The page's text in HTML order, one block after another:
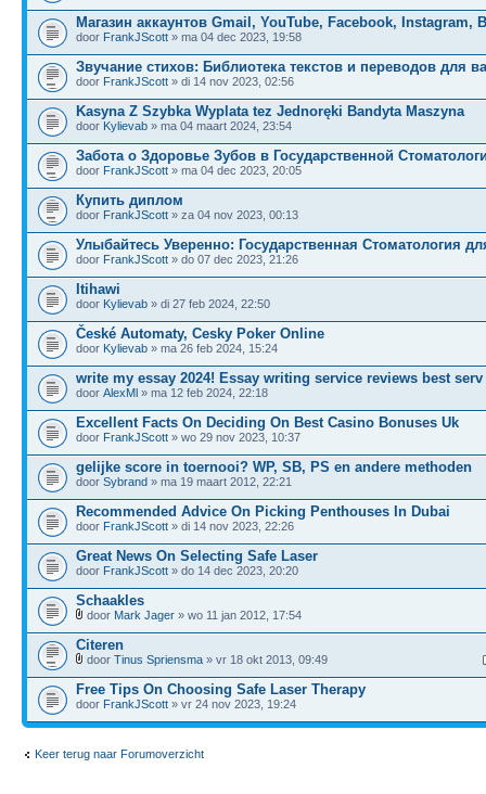
Магазин аккаунтов Gmail, YouTube, Facebook, Instagram,
door FrankJScott » ma 04 dec 2023, 19:58
Звучание стихов: Библиотека текстов и переводов для
door FrankJScott » di 14 nov 2023, 02:56
Kasyna Z Szybka Wyplata tez Jednoręki Bandyta Maszyna
door Kylievab » ma 04 maart 2024, 23:54
Забота о Здоровье Зубов в Государственной
door FrankJScott » ma 04 dec 2023, 20:05
Купить диплом
door FrankJScott » za 04 nov 2023, 00:13
Улыбайтесь Уверенно: Государственная Стоматология
door FrankJScott » do 07 dec 2023, 21:26
Itihawi
door Kylievab » di 27 feb 2024, 22:50
České Automaty, Cesky Poker Online
door Kylievab » ma 26 feb 2024, 15:24
write my essay 2024! Essay writing service reviews best serv
door AlexMl » ma 12 feb 2024, 22:18
Excellent Facts On Deciding On Best Casino Bonuses Uk
door FrankJScott » wo 29 nov 2023, 10:37
gelijke score in toernooi? WP, SB, PS en andere methoden
door Sybrand » ma 19 maart 2012, 22:21
Recommended Advice On Picking Penthouses In Dubai
door FrankJScott » di 14 nov 2023, 22:26
Great News On Selecting Safe Laser
door FrankJScott » do 14 dec 2023, 20:20
Schaakles
door Mark Jager » wo 11 jan 2012, 17:54
Citeren
door Tinus Spriensma » vr 18 okt 2013, 09:49
Free Tips On Choosing Safe Laser Therapy
door FrankJScott » vr 24 nov 2023, 19:24
Keer terug naar Forumoverzicht